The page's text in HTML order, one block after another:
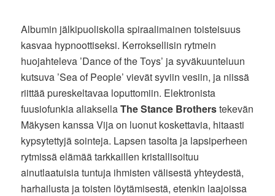
Albumin jälkipuoliskolla spiraalimainen toisteisuus
kasvaa hypnoottiseksi. Kerroksellisin rytmein
huojahteleva ’Dance of the Toys’ ja syväkuunteluun
kutsuva ’Sea of People’ vievät syviin vesiin, ja niissä
riittää pureskeltavaa loputtomiin. Elektronista
fuusiofunkia aliaksellaThe Stance Brotherstekevän
Mäkysen kanssa Vija on luonut koskettavia, hitaasti
kypsytettyjä sointeja. Lapsen tasolta ja lapsiperheen
rytmissä elämää tarkkaillen kristallisoituu
ainutlaatuisia tuntuja ihmisten välisestä yhteydestä,
harhailusta ja toisten löytämisestä, etenkin laajoissa